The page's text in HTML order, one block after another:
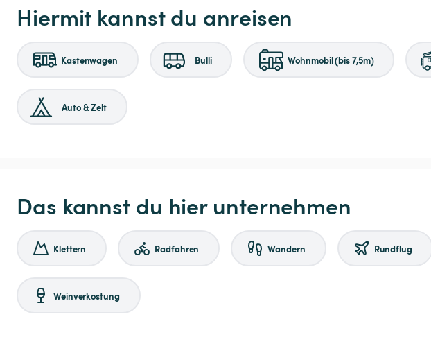
Hiermit kannst du anreisen
Kastenwagen Bulli Wohnmobil (bis 7,5m)
Auto & Zelt
Das kannst du hier unternehmen
Klettern Radfahren Wandern Rundflug
Weinverkostung